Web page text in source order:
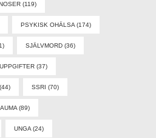
(119)
PSYKISK OHÄLSA (174)
SJÄLVMORD (36)
(37)
(44) SSRI (70)
(89)
UNGA (24)